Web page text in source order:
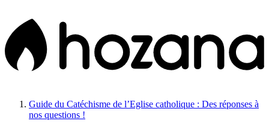
Guide du Catéchisme de l’Eglise catholique : Des réponses à
nos questions !